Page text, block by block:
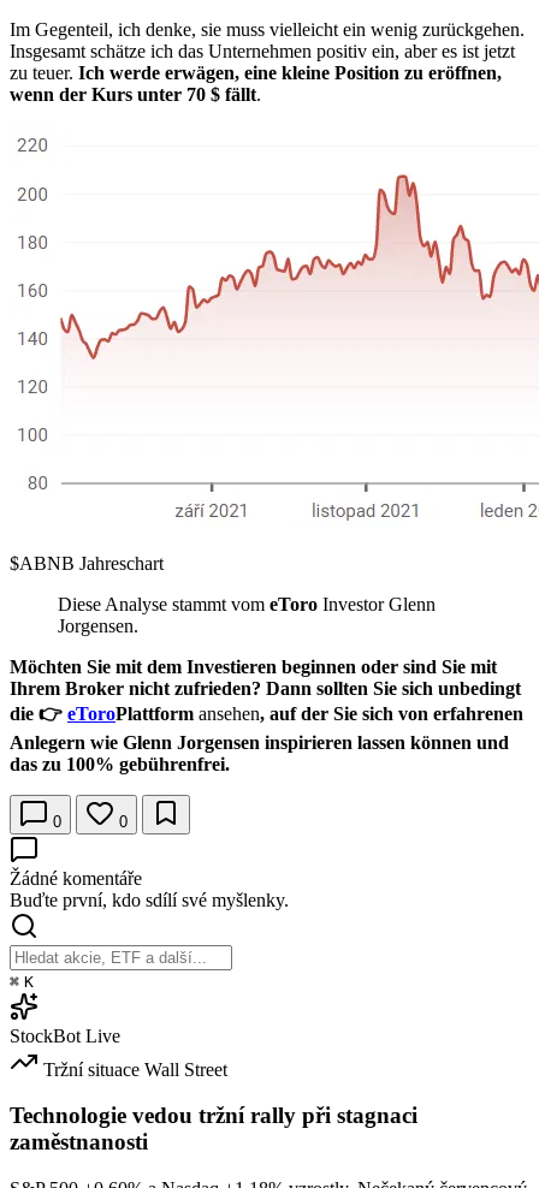
Im Gegenteil, ich denke, sie muss vielleicht ein wenig zurückgehen.
Insgesamt schätze ich das Unternehmen positiv ein, aber es ist jetzt
zu teuer. Ich werde erwägen, eine kleine Position zu eröffnen,
wenn der Kurs unter 70 $ fällt.
$ABNB Jahreschart
Diese Analyse stammt vom eToro Investor Glenn
Jorgensen.
Möchten Sie mit dem Investieren beginnen oder sind Sie mit
Ihrem Broker nicht zufrieden? Dann sollten Sie sich unbedingt
die 👉 eToroPlattform ansehen, auf der Sie sich von erfahrenen
Anlegern wie Glenn Jorgensen inspirieren lassen können und
das zu 100% gebührenfrei.
0 0
Žádné komentáře
Buďte první, kdo sdílí své myšlenky.
⌘ K
StockBot Live
Tržní situace Wall Street
Technologie vedou tržní rally při stagnaci
zaměstnanosti